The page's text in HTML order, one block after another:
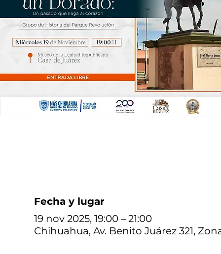
Fecha y lugar
19 nov 2025, 19:00 – 21:00
Chihuahua, Av. Benito Juárez 321,